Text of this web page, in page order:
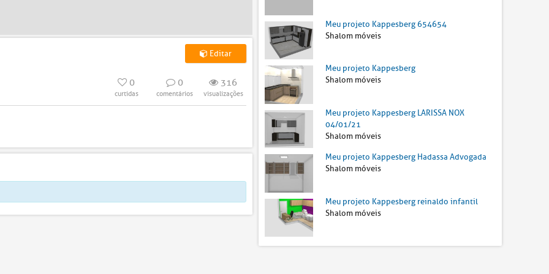
Editar
0
curtidas
0
comentários
316
visualizações
Meu projeto Kappesberg 654654
Shalom móveis
Meu projeto Kappesberg
Shalom móveis
Meu projeto Kappesberg LARISSA NOX
04/01/21
Shalom móveis
Meu projeto Kappesberg Hadassa Advogada
Shalom móveis
Meu projeto Kappesberg reinaldo infantil
Shalom móveis